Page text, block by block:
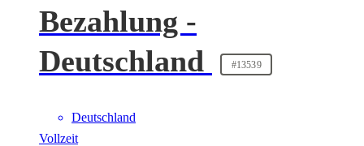
Bezahlung -
Deutschland
#13539
Deutschland
Vollzeit